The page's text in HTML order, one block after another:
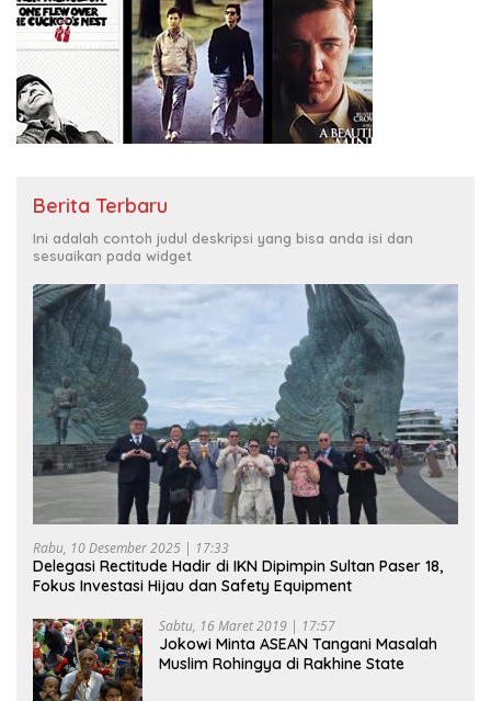
Berita Terbaru
Ini adalah contoh judul deskripsi yang bisa anda isi dan
sesuaikan pada widget
Rabu, 10 Desember 2025 | 17:33
Delegasi Rectitude Hadir di IKN Dipimpin Sultan Paser 18,
Fokus Investasi Hijau dan Safety Equipment
Sabtu, 16 Maret 2019 | 17:57
Jokowi Minta ASEAN Tangani Masalah
Muslim Rohingya di Rakhine State